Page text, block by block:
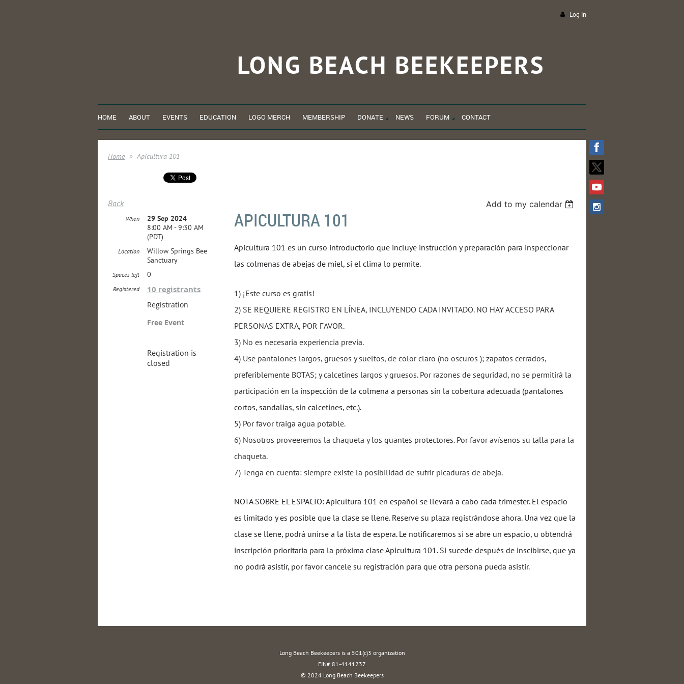
Log in
LONG BEACH BEEKEEPERS
HOME ABOUT EVENTS EDUCATION LOGO MERCH MEMBERSHIP DONATE NEWS FORUM CONTACT
Home Apicultura 101
Back Add to my calendar
APICULTURA 101
When
29 Sep 2024
8:00 AM - 9:30 AM
(PDT)
Location
Willow Springs Bee
Sanctuary
Spaces left 0
Registered 10 registrants
Registration
Free Event
Registration is
closed
Apicultura 101 es un curso introductorio que incluye instrucción y preparación para inspeccionar
las colmenas de abejas de miel, si el clima lo permite.
1) ¡Este curso es gratis!
2) SE REQUIERE REGISTRO EN LÍNEA, INCLUYENDO CADA INVITADO. NO HAY ACCESO PARA
PERSONAS EXTRA, POR FAVOR.
3) No es necesaria experiencia previa.
4) Use pantalones largos, gruesos y sueltos, de color claro (no oscuros ); zapatos cerrados,
preferiblemente BOTAS; y calcetines largos y gruesos. Por razones de seguridad, no se permitirá la
participación en la inspección de la colmena a personas sin la cobertura adecuada (pantalones
cortos, sandalias, sin calcetines, etc.).
5) Por favor traiga agua potable.
6) Nosotros proveeremos la chaqueta y los guantes protectores. Por favor avísenos su talla para la
chaqueta.
7) Tenga en cuenta: siempre existe la posibilidad de sufrir picaduras de abeja.
NOTA SOBRE EL ESPACIO: Apicultura 101 en español se llevará a cabo cada trimester. El espacio
es limitado y es posible que la clase se llene. Reserve su plaza registrándose ahora. Una vez que la
clase se llene, podrá unirse a la lista de espera. Le notificaremos si se abre un espacio, u obtendrá
inscripción prioritaria para la próxima clase Apicultura 101. Si sucede después de inscibirse, que ya
no podrá asistir, por favor cancele su registración para que otra persona pueda asistir.
Long Beach Beekeepers is a 501(c)3 organization
EIN# 81-4141237
© 2024 Long Beach Beekeepers